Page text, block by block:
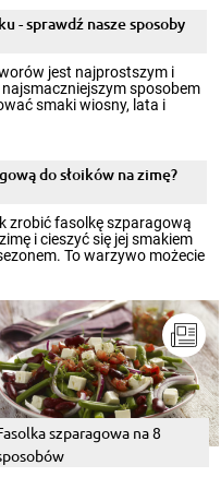
- sprawdź nasze sposoby
jest najprostszym i
sposobem
smaki wiosny, lata i
cieszyć nimi oko w sezonie
cieplejszych
słoików ze
zachować świeżość
do słoików na zimę?
zrobić fasolkę szparagową
i cieszyć się jej smakiem
To warzywo możecie
szparagowa na 8